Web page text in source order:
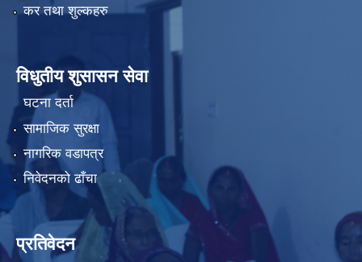
कर तथा शुल्कहरु
विधुतीय शुसासन सेवा
घटना दर्ता
सामाजिक सुरक्षा
नागरिक वडापत्र
निवेदनको ढाँचा
प्रतिवेदन